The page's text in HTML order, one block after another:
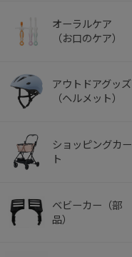
オーラルケア
（お口のケア）
アウトドアグッズ
（ヘルメット）
ショッピングカー
ト
ベビーカー（部
品）